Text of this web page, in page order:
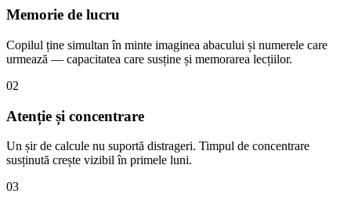
Memorie de lucru
Copilul ține simultan în minte imaginea abacului și numerele care
urmează — capacitatea care susține și memorarea lecțiilor.
02
Atenție și concentrare
Un șir de calcule nu suportă distrageri. Timpul de concentrare
susținută crește vizibil în primele luni.
03